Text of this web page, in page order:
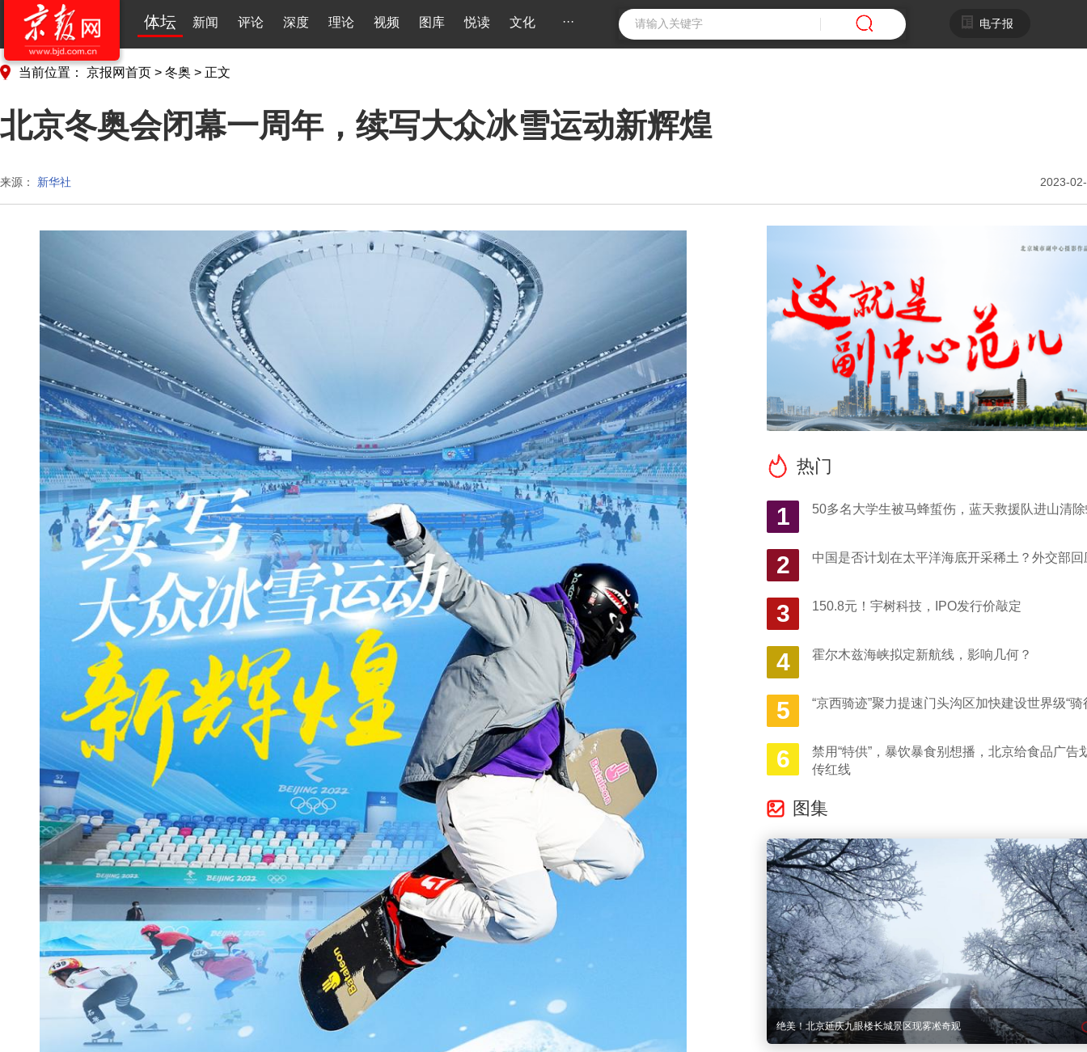
体坛 新闻 评论 深度 理论 视频 图库 悦读 文化 ··· 电子报
当前位置： 京报网首页 > 冬奥 > 正文
北京冬奥会闭幕一周年，续写大众冰雪运动新辉煌
来源： 新华社 2023-
热门
1 50多名大学生被马蜂蜇伤，蓝天救援队进山清
2 中国是否计划在太平洋海底开采稀土？外交部回
3 150.8元！宇树科技，IPO发行价敲定
4 霍尔木兹海峡拟定新航线，影响几何？
5 “京西骑迹”聚力提速门头沟区加快建设世界级“骑
6
禁用“特供”，暴饮暴食别想播，北京给食品广告
传红线
图集
“后冬奥时代”，更多青少年踏上冰雪